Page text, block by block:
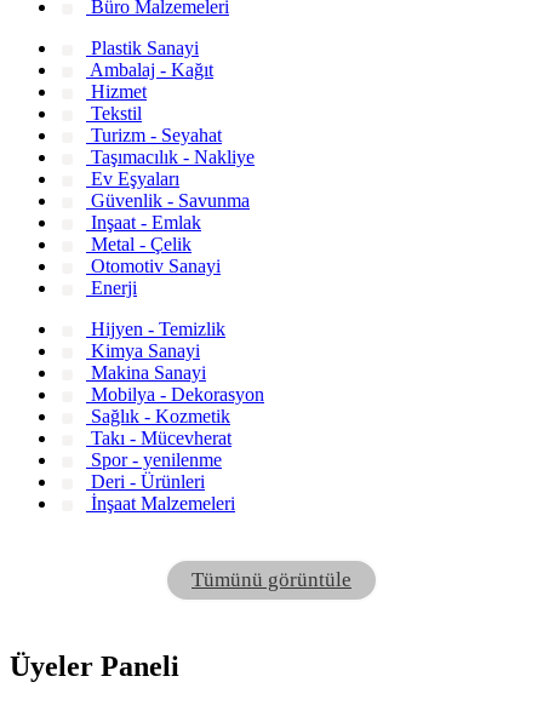
Büro Malzemeleri
Plastik Sanayi
Ambalaj - Kağıt
Hizmet
Tekstil
Turizm - Seyahat
Taşımacılık - Nakliye
Ev Eşyaları
Güvenlik - Savunma
Inşaat - Emlak
Metal - Çelik
Otomotiv Sanayi
Enerji
Hijyen - Temizlik
Kimya Sanayi
Makina Sanayi
Mobilya - Dekorasyon
Sağlık - Kozmetik
Takı - Mücevherat
Spor - yenilenme
Deri - Ürünleri
İnşaat Malzemeleri
Tümünü görüntüle
Üyeler Paneli